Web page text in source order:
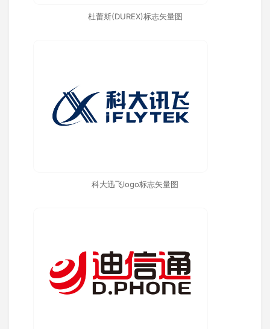
杜蕾斯(DUREX)标志矢量图
科大迅飞logo标志矢量图